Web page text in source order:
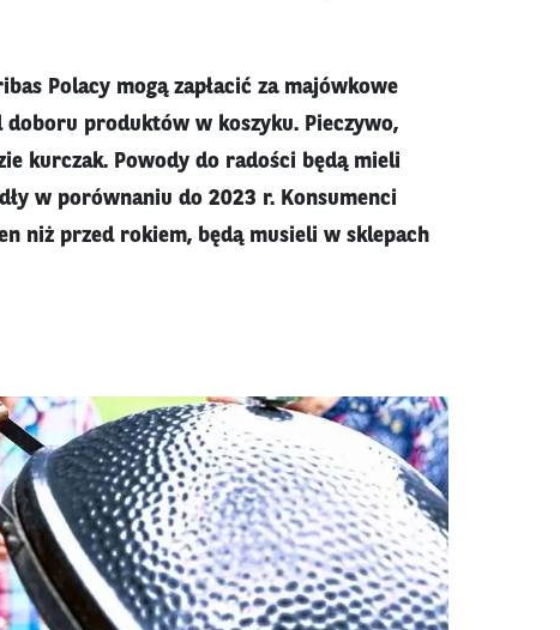
Polacy mogą zapłacić za majówkowe
produktów w koszyku. Pieczywo,
kurczak. Powody do radości będą mieli
w porównaniu do 2023 r. Konsumenci
niż przed rokiem, będą musieli w sklepach